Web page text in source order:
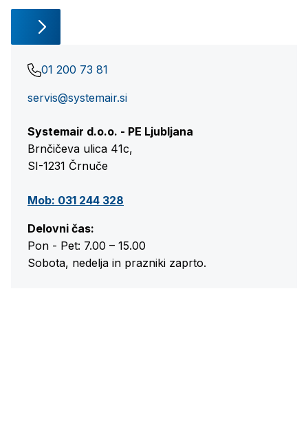
01 200 73 81
servis@systemair.si
Systemair d.o.o. - PE Ljubljana
Brnčičeva ulica 41c,
SI-1231 Črnuče
Mob: 031 244 328
Delovni čas:
Pon - Pet: 7.00 – 15.00
Sobota, nedelja in prazniki zaprto.